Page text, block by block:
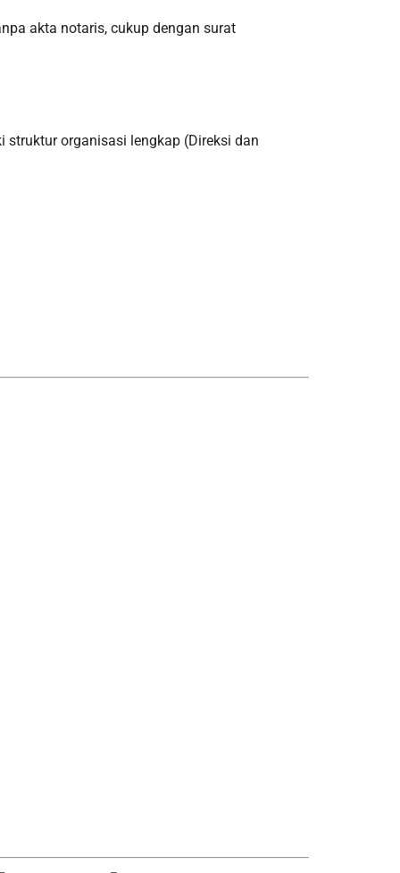
akta notaris, cukup dengan surat
struktur organisasi lengkap (Direksi dan